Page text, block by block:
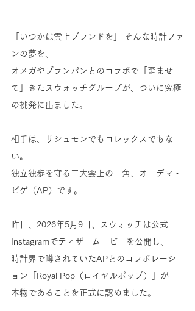
「いつかは雲上ブランドを」 そんな時計ファ
ンの夢を、
オメガやブランパンとのコラボで「歪ませ
て」きたスウォッチグループが、ついに究極
の挑発に出ました。
相手は、リシュモンでもロレックスでもな
い。
独立独歩を守る三大雲上の一角、オーデマ・
ピゲ（AP）です。
昨日、2026年5月9日、スウォッチは公式
Instagramでティザームービーを公開し、
時計界で噂されていたAPとのコラボレーシ
ョン「Royal Pop（ロイヤルポップ）」が
本物であることを正式に認めました。